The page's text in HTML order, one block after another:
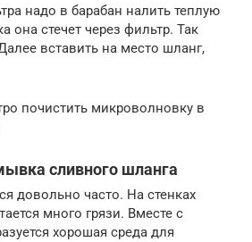
надо в барабан налить теплую
она стечет через фильтр. Так
вставить на место шланг,
почистить микроволновку в
сливного шланга
довольно часто. На стенках
много грязи. Вместе с
хорошая среда для